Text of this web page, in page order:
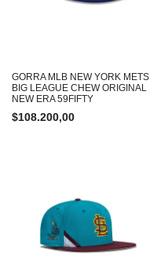
GORRA MLB NEW YORK METS
BIG LEAGUE CHEW ORIGINAL
NEW ERA 59FIFTY
$108.200,00